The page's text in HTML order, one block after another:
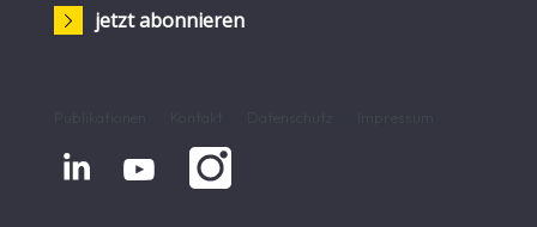
jetzt abonnieren
 